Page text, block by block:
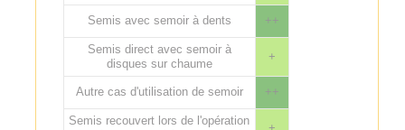
Semis avec semoir à dents ++
Semis direct avec semoir à
disques sur chaume
+
Autre cas d'utilisation de semoir ++
Semis recouvert lors de l'opération